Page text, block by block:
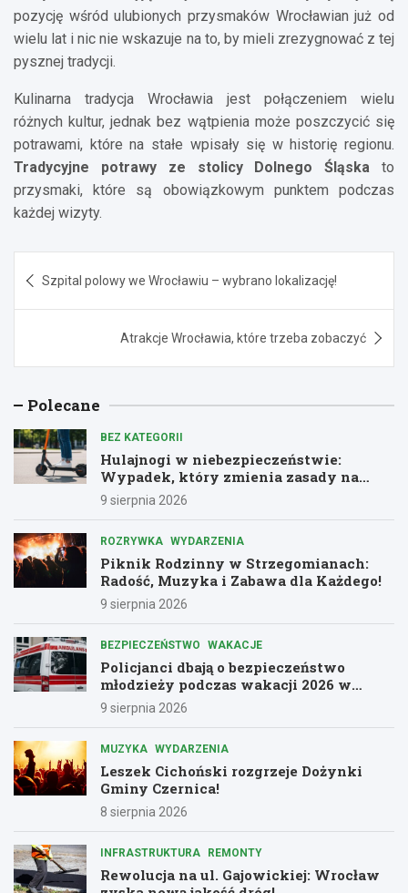
pozycję wśród ulubionych przysmaków Wrocławian już od
wielu lat i nic nie wskazuje na to, by mieli zrezygnować z tej
pysznej tradycji.
Kulinarna tradycja Wrocławia jest połączeniem wielu
różnych kultur, jednak bez wątpienia może poszczycić się
potrawami, które na stałe wpisały się w historię regionu.
Tradycyjne potrawy ze stolicy Dolnego Śląska to
przysmaki, które są obowiązkowym punktem podczas
każdej wizyty.
wpisu
Szpital polowy we Wrocławiu – wybrano lokalizację!
Atrakcje Wrocławia, które trzeba zobaczyć
Polecane
BEZ KATEGORII
Hulajnogi w niebezpieczeństwie:
Wypadek, który zmienia zasady na
drogach
9 sierpnia 2026
ROZRYWKA WYDARZENIA
Piknik Rodzinny w Strzegomianach:
Radość, Muzyka i Zabawa dla Każdego!
9 sierpnia 2026
BEZPIECZEŃSTWO WAKACJE
Policjanci dbają o bezpieczeństwo
młodzieży podczas wakacji 2026 w
Dolnośląskiem
9 sierpnia 2026
MUZYKA WYDARZENIA
Leszek Cichoński rozgrzeje Dożynki
Gminy Czernica!
8 sierpnia 2026
INFRASTRUKTURA REMONTY
Rewolucja na ul. Gajowickiej: Wrocław